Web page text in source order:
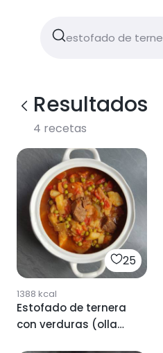
Resultados
4 recetas
25
1388 kcal
Estofado de ternera
con verduras (olla